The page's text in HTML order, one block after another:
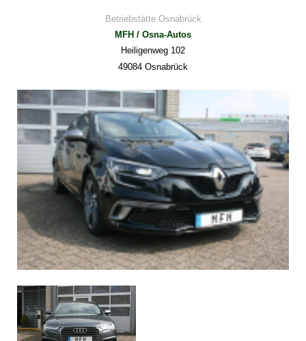
Betriebstätte Osnabrück
MFH / Osna-Autos
Heiligenweg 102
49084 Osnabrück